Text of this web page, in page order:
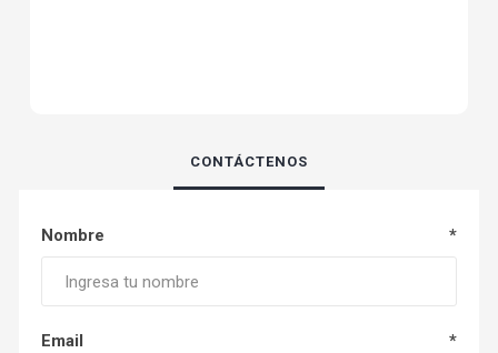
CONTÁCTENOS
Nombre *
Email *